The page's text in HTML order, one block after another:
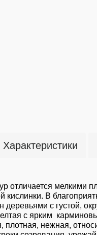
Характеристики
отличается мелкими
кислинки. В
деревьями с густой,
с ярким
плотная, нежная,